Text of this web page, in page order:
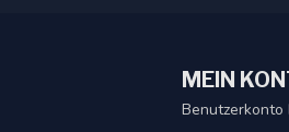
MEIN
Benutzerkonto